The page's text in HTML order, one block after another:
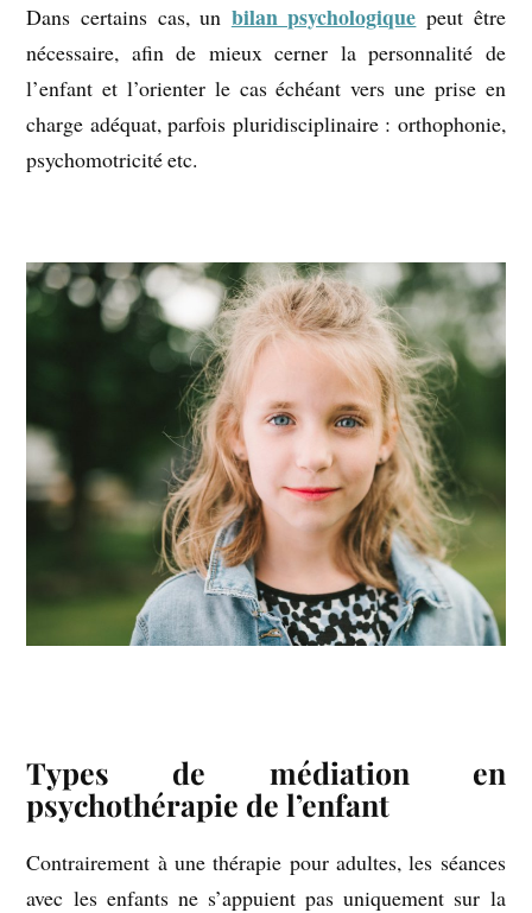
Dans certains cas, un bilan psychologique peut être
nécessaire, afin de mieux cerner la personnalité de
l’enfant et l’orienter le cas échéant vers une prise en
charge adéquat, parfois pluridisciplinaire : orthophonie,
psychomotricité etc.
Types de médiation en
psychothérapie de l’enfant
Contrairement à une thérapie pour adultes, les séances
avec les enfants ne s’appuient pas uniquement sur la